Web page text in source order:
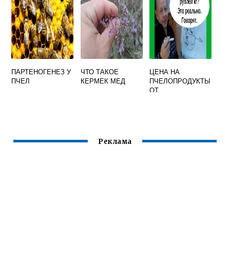
ПАРТЕНОГЕНЕЗ У
ПЧЕЛ
ЧТО ТАКОЕ
КЕРМЕК МЕД
ЦЕНА НА
ПЧЕЛОПРОДУКТЫ
ОТ
Реклама